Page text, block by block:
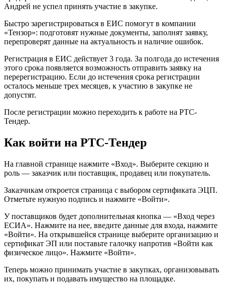
Андрей не успел принять участие в закупке.
Быстро зарегистрироваться в ЕИС помогут в компании
«Тензор»: подготовят нужные документы, заполнят заявку,
перепроверят данные на актуальность и наличие ошибок.
Регистрация в ЕИС действует 3 года. За полгода до истечения
этого срока появляется возможность отправить заявку на
перерегистрацию. Если до истечения срока регистрации
осталось меньше трех месяцев, к участию в закупке не
допустят.
После регистрации можно переходить к работе на РТС-
Тендер.
Как войти на РТС-Тендер
На главной странице нажмите «Вход». Выберите секцию и
роль — заказчик или поставщик, продавец или покупатель.
Заказчикам откроется страница с выбором сертификата ЭЦП.
Отметьте нужную подпись и нажмите «Войти».
У поставщиков будет дополнительная кнопка — «Вход через
ЕСИА». Нажмите на нее, введите данные для входа, нажмите
«Войти». На открывшейся странице выберите организацию и
сертификат ЭП или поставьте галочку напротив «Войти как
физическое лицо». Нажмите «Войти».
Теперь можно принимать участие в закупках, организовывать
их, покупать и подавать имущество на площадке.